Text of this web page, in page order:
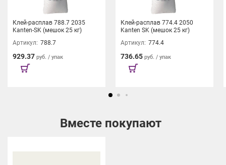
Клей-расплав 788.7 2035
Kanten-SK (мешок 25 кг)
Артикул: 788.7
929.37 руб. / упак
Клей-расплав 774.4 2050
Kanten SK (мешок 25 кг)
Артикул: 774.4
736.65 руб. / упак
Вместе покупают